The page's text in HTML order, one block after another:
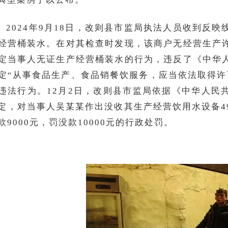
2024年9月18日，改则县市监局执法人员收到反映
营桶装水。在对其检查时发现，该商户无经营生产
当事人无证生产经营桶装水的行为，违反了《中华
“从事食品生产、食品销餐饮服务，应当依法取得
法行为。12月2日，改则县市监局依据《中华人民
，对当事人吴某某作出没收其生产经营饮用水设备
9000元，罚没款10000元的行政处罚。